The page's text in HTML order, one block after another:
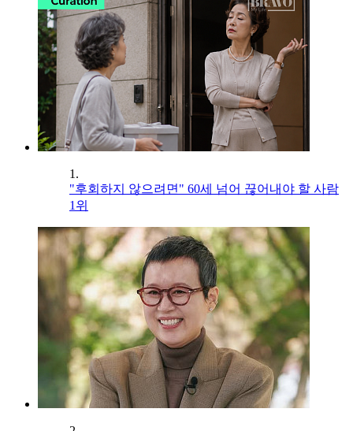
1.
"후회하지 않으려면" 60세 넘어 끊어내야 할 사람
1위